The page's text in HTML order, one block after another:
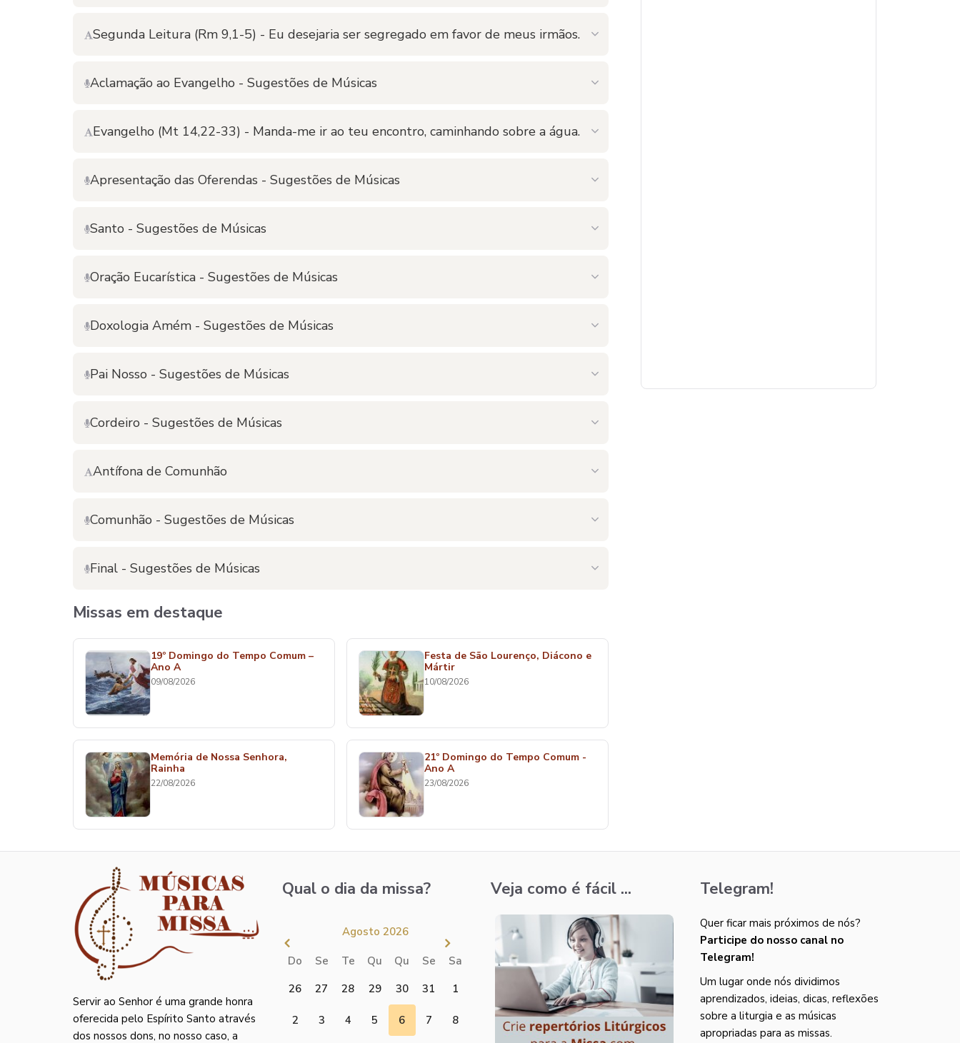
Segunda Leitura (Rm 9,1-5) - Eu desejaria ser segregado em favor de meus irmãos.
Aclamação ao Evangelho - Sugestões de Músicas
Evangelho (Mt 14,22-33) - Manda-me ir ao teu encontro, caminhando sobre a água.
Apresentação das Oferendas - Sugestões de Músicas
Santo - Sugestões de Músicas
Oração Eucarística - Sugestões de Músicas
Doxologia Amém - Sugestões de Músicas
Pai Nosso - Sugestões de Músicas
Cordeiro - Sugestões de Músicas
Antífona de Comunhão
Comunhão - Sugestões de Músicas
Final - Sugestões de Músicas
Missas em destaque
19º Domingo do Tempo Comum –
Ano A
09/08/2026
Festa de São Lourenço, Diácono e
Mártir
10/08/2026
Memória de Nossa Senhora,
Rainha
22/08/2026
21º Domingo do Tempo Comum -
Ano A
23/08/2026
Servir ao Senhor é uma grande honra
oferecida pelo Espírito Santo através
dos nossos dons, no nosso caso, a
Qual o dia da missa?
Agosto 2026
Do Se Te Qu Qu Se
Sa
26
27 28 29 30 31 1
2 3 4 5 6 7 8
Veja como é fácil ... Telegram!
Quer ficar mais próximos de nós?
Participe do nosso canal no
Telegram!
Um lugar onde nós dividimos
aprendizados, ideias, dicas, reflexões
sobre a liturgia e as músicas
apropriadas para as missas.